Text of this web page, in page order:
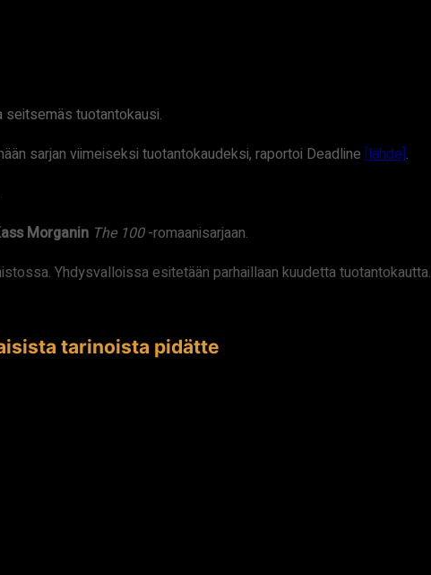
tuotantokausi.
sarjan viimeiseksi tuotantokaudeksi, raportoi Deadline [lähde].
Morganin The 100-romaanisarjaan.
Yhdysvalloissa esitetään parhaillaan kuudetta tuotantokautta.
tarinoista pidätte